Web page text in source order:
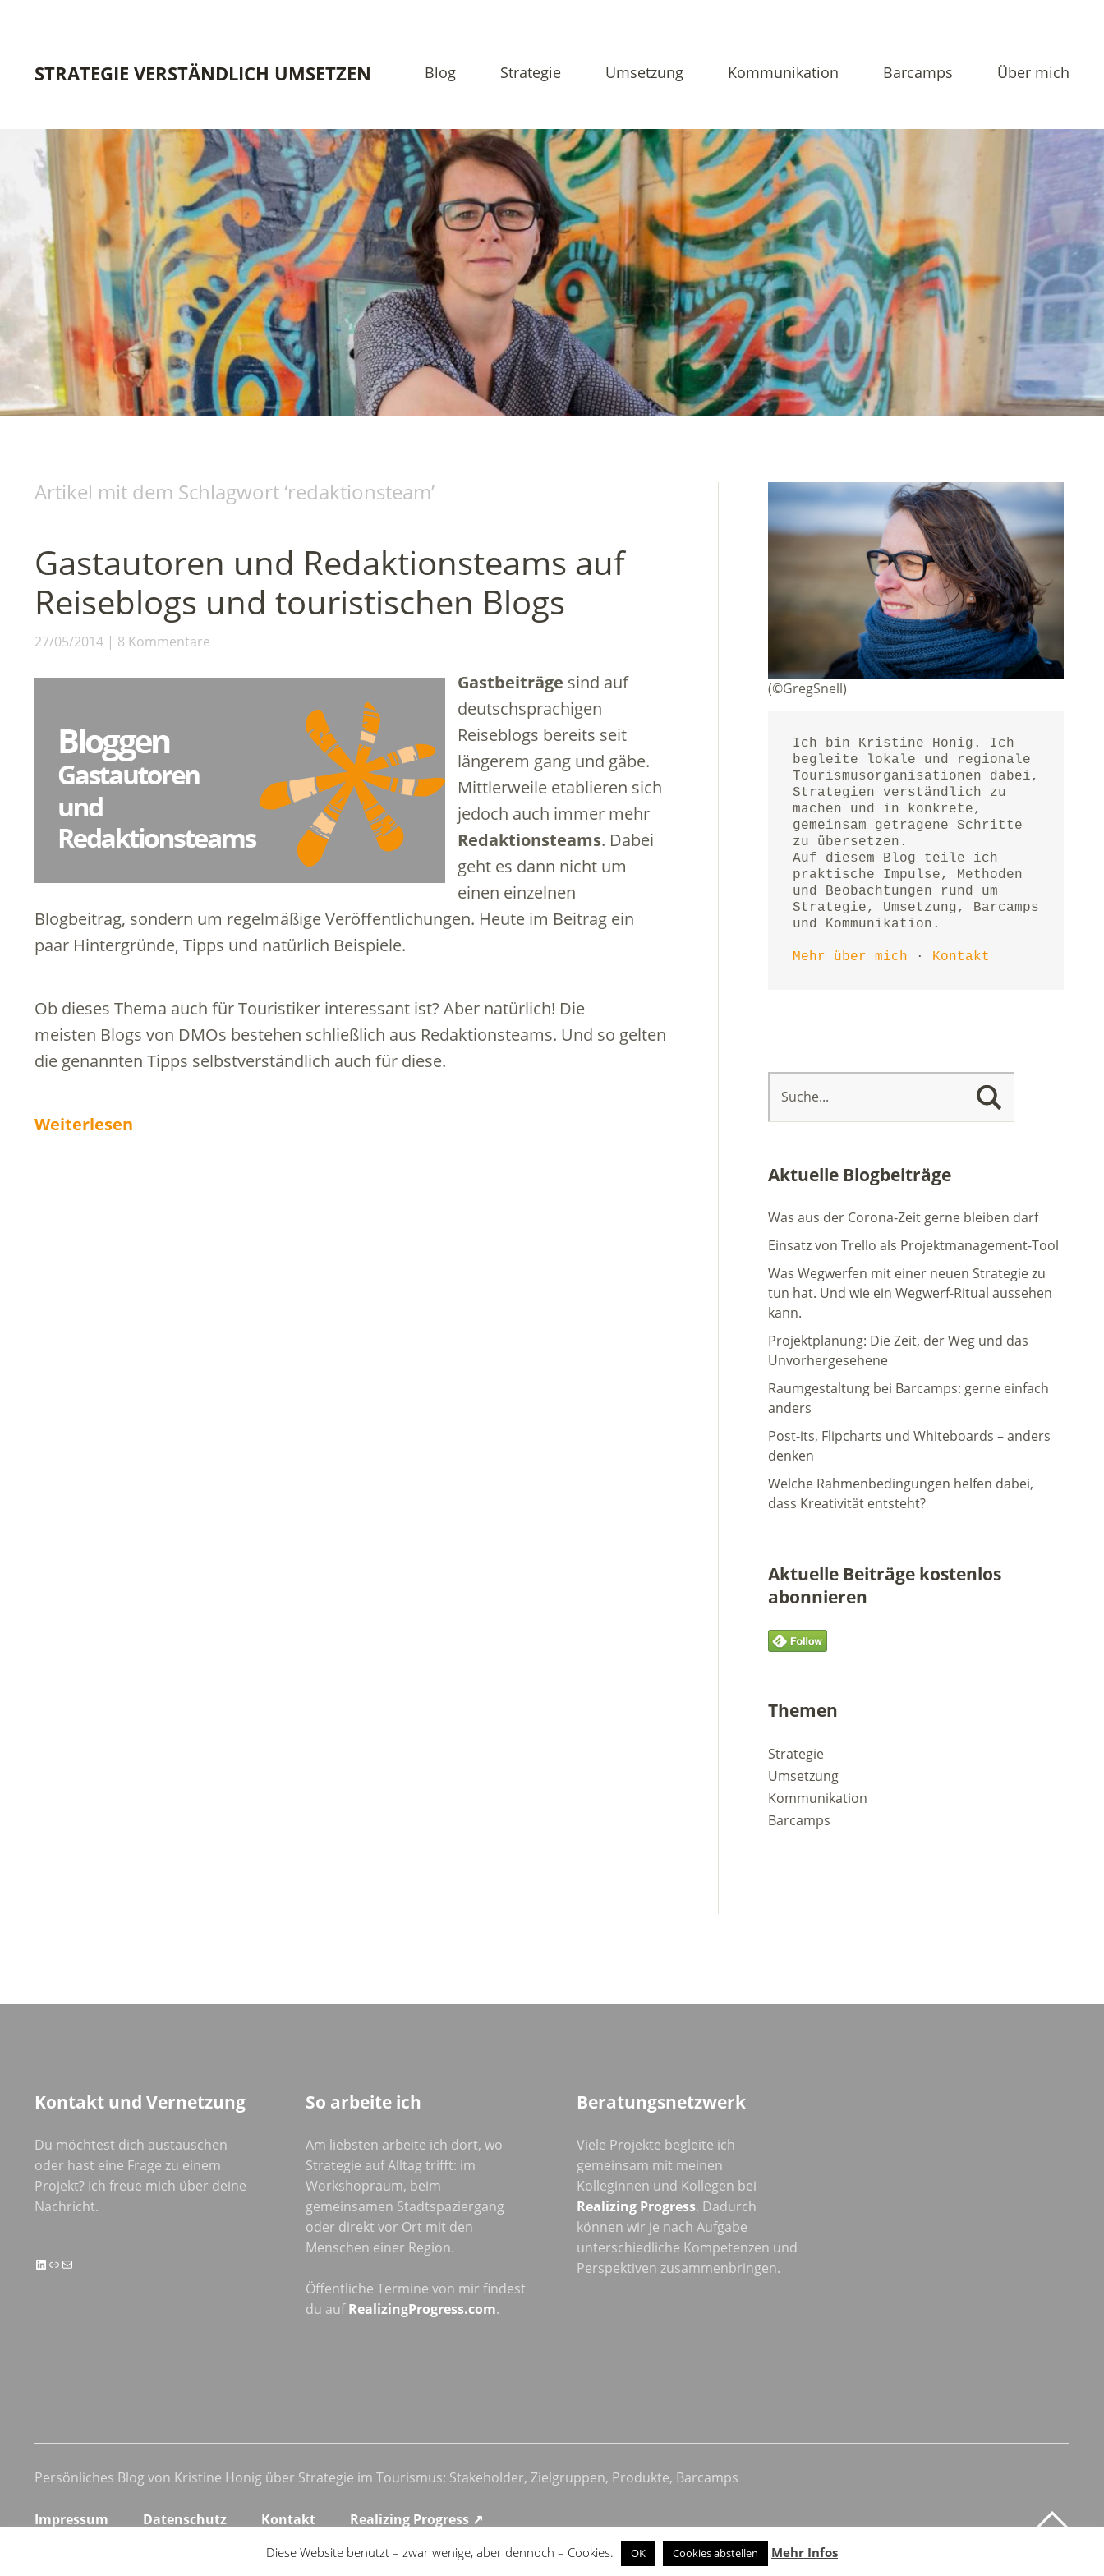
STRATEGIE VERSTÄNDLICH UMSETZEN Blog Strategie Umsetzung Kommunikation Barcamps Über mich
Artikel mit dem Schlagwort ‘redaktionsteam’
Gastautoren und Redaktionsteams auf
Reiseblogs und touristischen Blogs
27/05/2014 8 Kommentare
Gastbeiträge sind auf
deutschsprachigen
Reiseblogs bereits seit
längerem gang und gäbe.
Mittlerweile etablieren sich
jedoch auch immer mehr
Redaktionsteams. Dabei
geht es dann nicht um
einen einzelnen
Blogbeitrag, sondern um regelmäßige Veröffentlichungen. Heute im Beitrag ein
paar Hintergründe, Tipps und natürlich Beispiele.
Ob dieses Thema auch für Touristiker interessant ist? Aber natürlich! Die
meisten Blogs von DMOs bestehen schließlich aus Redaktionsteams. Und so gelten
die genannten Tipps selbstverständlich auch für diese.
Weiterlesen
(©GregSnell)
Ich bin Kristine Honig. Ich
begleite lokale und regionale
Tourismusorganisationen dabei,
Strategien verständlich zu
machen und in konkrete,
gemeinsam getragene Schritte
zu übersetzen.
Auf diesem Blog teile ich
praktische Impulse, Methoden
und Beobachtungen rund um
Strategie, Umsetzung, Barcamps
und Kommunikation.
Mehr über mich · Kontakt
Aktuelle Blogbeiträge
Was aus der Corona-Zeit gerne bleiben darf
Einsatz von Trello als Projektmanagement-Tool
Was Wegwerfen mit einer neuen Strategie zu
tun hat. Und wie ein Wegwerf-Ritual aussehen
kann.
Projektplanung: Die Zeit, der Weg und das
Unvorhergesehene
Raumgestaltung bei Barcamps: gerne einfach
anders
Post-its, Flipcharts und Whiteboards – anders
denken
Welche Rahmenbedingungen helfen dabei,
dass Kreativität entsteht?
Aktuelle Beiträge kostenlos
abonnieren
Themen
Strategie
Umsetzung
Kommunikation
Barcamps
Kontakt und Vernetzung
Du möchtest dich austauschen
oder hast eine Frage zu einem
Projekt? Ich freue mich über deine
Nachricht.
LinkedIn
LinkE-Mail
So arbeite ich
Am liebsten arbeite ich dort, wo
Strategie auf Alltag trifft: im
Workshopraum, beim
gemeinsamen Stadtspaziergang
oder direkt vor Ort mit den
Menschen einer Region.
Öffentliche Termine von mir findest
du aufRealizingProgress.com.
Beratungsnetzwerk
Viele Projekte begleite ich
gemeinsam mit meinen
Kolleginnen und Kollegen bei
Realizing Progress. Dadurch
können wir je nach Aufgabe
unterschiedliche Kompetenzen und
Perspektiven zusammenbringen.
Persönliches Blog von Kristine Honig über Strategie im Tourismus: Stakeholder, Zielgruppen, Produkte, Barcamps
Impressum Datenschutz Kontakt Realizing Progress ↗
Diese Website benutzt – zwar wenige, aber dennoch – Cookies. OK Cookies abstellen Mehr Infos